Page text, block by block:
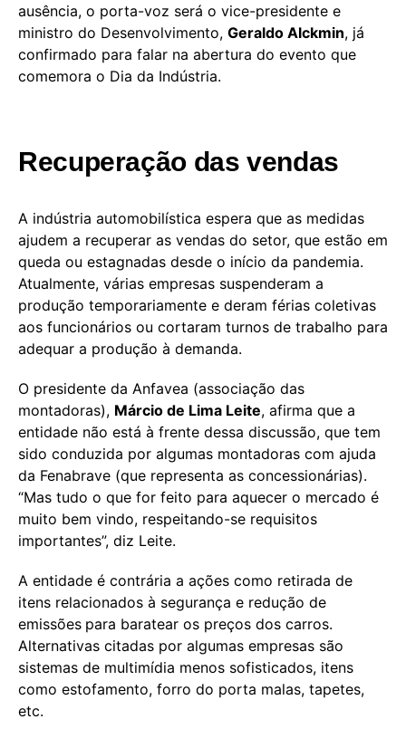
ausência, o porta-voz será o vice-presidente e
ministro do Desenvolvimento, Geraldo Alckmin, já
confirmado para falar na abertura do evento que
comemora o Dia da Indústria.
Recuperação das vendas
A indústria automobilística espera que as medidas
ajudem a recuperar as vendas do setor, que estão em
queda ou estagnadas desde o início da pandemia.
Atualmente, várias empresas suspenderam a
produção temporariamente e deram férias coletivas
aos funcionários ou cortaram turnos de trabalho para
adequar a produção à demanda.
O presidente da Anfavea (associação das
montadoras), Márcio de Lima Leite, afirma que a
entidade não está à frente dessa discussão, que tem
sido conduzida por algumas montadoras com ajuda
da Fenabrave (que representa as concessionárias).
“Mas tudo o que for feito para aquecer o mercado é
muito bem vindo, respeitando-se requisitos
importantes”, diz Leite.
A entidade é contrária a ações como retirada de
itens relacionados à segurança e redução de
emissões para baratear os preços dos carros.
Alternativas citadas por algumas empresas são
sistemas de multimídia menos sofisticados, itens
como estofamento, forro do porta malas, tapetes,
etc.